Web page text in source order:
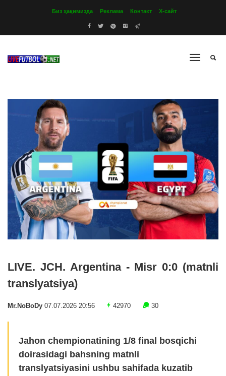
Биз ҳақимизда Реклама Контакт Х-сайт
LIVE. JCH. Argentina - Misr 0:0 (matnli
translyatsiya)
Mr.NoBoDy 07.07.2026 20:56 42970 30
Jahon chempionatining 1/8 final bosqichi
doirasidagi bahsning matnli
translyatsiyasini ushbu sahifada kuzatib